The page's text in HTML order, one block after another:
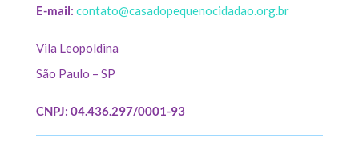
E-mail: contato@casadopequenocidadao.org.br
Vila Leopoldina
São Paulo – SP
CNPJ: 04.436.297/0001-93